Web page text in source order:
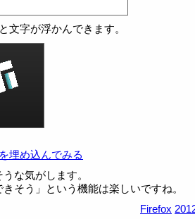
文字が浮かんできます。
埋め込んでみる
な気がします。
そう」という機能は楽しいですね。
Firefox